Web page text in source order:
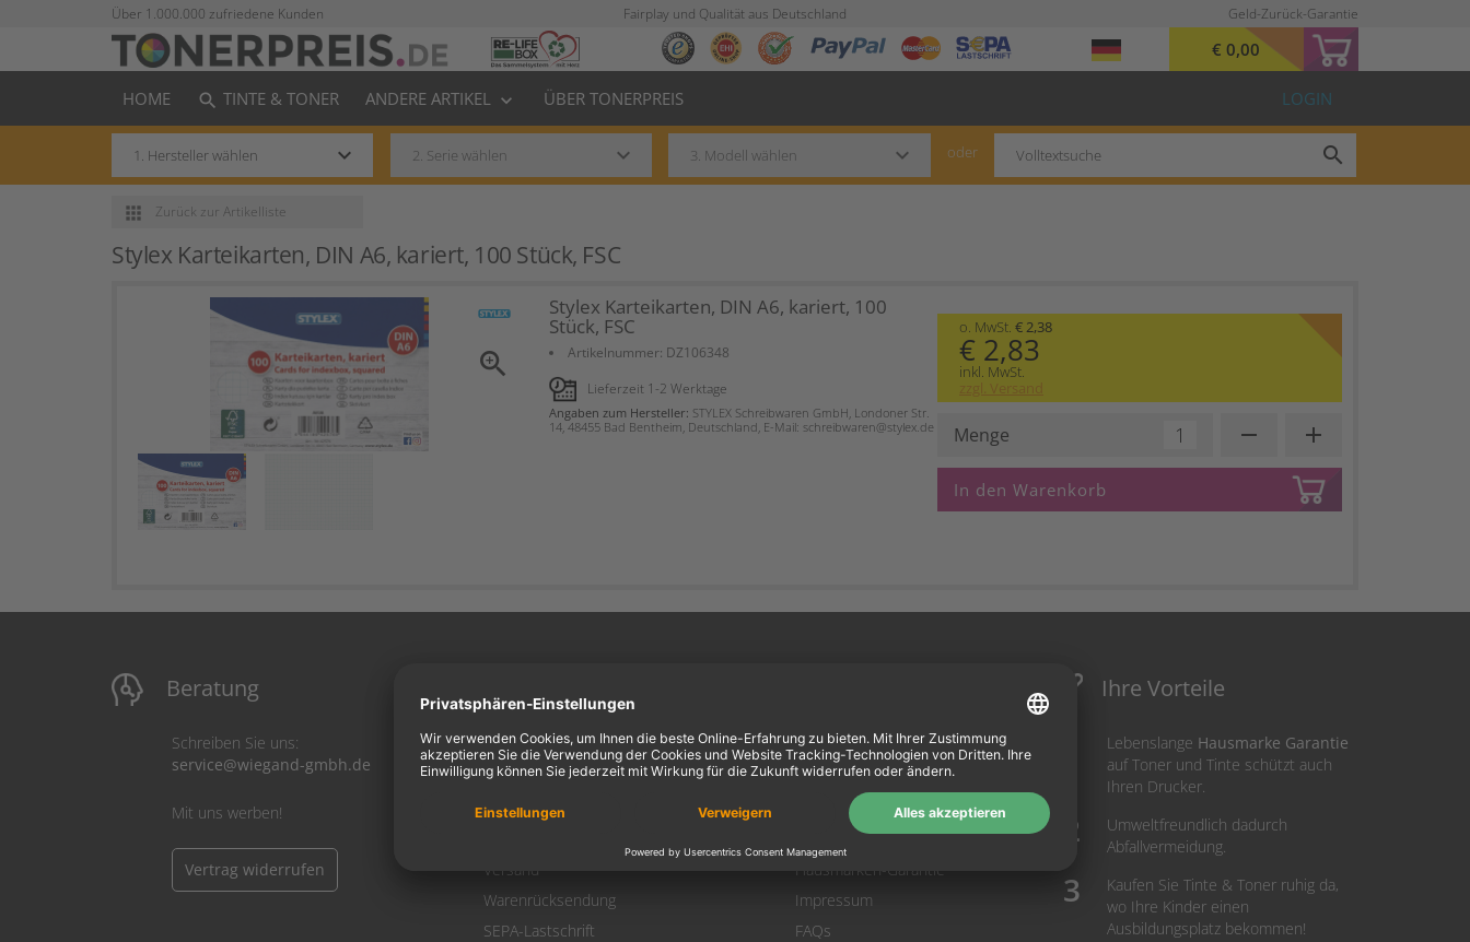
Über 1.000.000 zufriedene Kunden Fairplay und Qualität aus Deutschland Geld-Zurück-Garantie
€ 0,00
HOME search TINTE & TONER ANDERE ARTIKEL keyboard_arrow_down ÜBER TONERPREIS LOGIN
keyboard_arrow_down keyboard_arrow_down keyboard_arrow_down oder search
Zurück zur Artikelliste
apps
Stylex Karteikarten, DIN A6, kariert, 100 Stück, FSC
zoom_in
Stylex Karteikarten, DIN A6, kariert, 100
Stück, FSC
Artikelnummer: DZ106348
Lieferzeit 1-2 Werktage
Angaben zum Hersteller: STYLEX Schreibwaren GmbH, Londoner Str.
14, 48455 Bad Bentheim, Deutschland, E-Mail: schreibwaren@stylex.de
o. MwSt. € 2,38
€ 2,83
inkl. MwSt.
zzgl. Versand
Menge remove add
In den Warenkorb
Beratung
Schreiben Sie uns:
service@wiegand-gmbh.de
Mit uns werben!
Vertrag widerrufen
Mein Konto
Login
Warenkorb
Versand
Warenrücksendung
SEPA-Lastschrift
Über uns
AGB
Datenschutz
Widerrufsbelehrung
Hausmarken-Garantie
Impressum
FAQs
Ihre Vorteile
Lebenslange Hausmarke Garantie
auf Toner und Tinte schützt auch
Ihren Drucker.
Umweltfreundlich dadurch
Abfallvermeidung.
Kaufen Sie Tinte & Toner ruhig da,
wo Ihre Kinder einen
Ausbildungsplatz bekommen!